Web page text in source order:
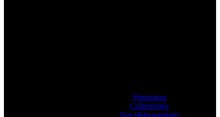
Séminaires
Collectivités
Nos Hébergements